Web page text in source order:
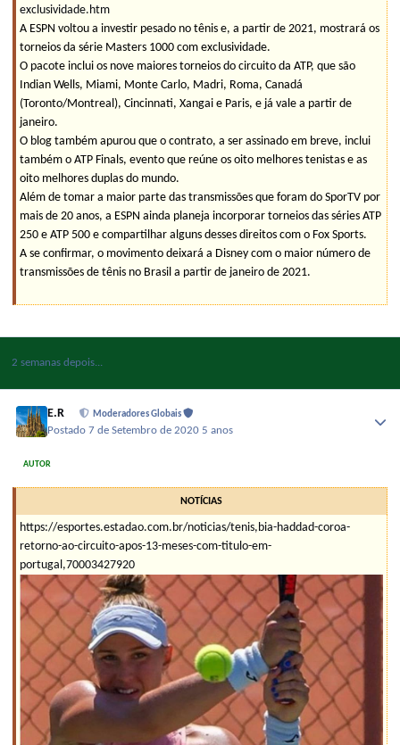
exclusividade.htm
A ESPN voltou a investir pesado no tênis e, a partir de 2021, mostrará os
torneios da série Masters 1000 com exclusividade.
O pacote inclui os nove maiores torneios do circuito da ATP, que são
Indian Wells, Miami, Monte Carlo, Madri, Roma, Canadá
(Toronto/Montreal), Cincinnati, Xangai e Paris, e já vale a partir de
janeiro.
O blog também apurou que o contrato, a ser assinado em breve, inclui
também o ATP Finals, evento que reúne os oito melhores tenistas e as
oito melhores duplas do mundo.
Além de tomar a maior parte das transmissões que foram do SporTV por
mais de 20 anos, a ESPN ainda planeja incorporar torneios das séries ATP
250 e ATP 500 e compartilhar alguns desses direitos com o Fox Sports.
A se confirmar, o movimento deixará a Disney com o maior número de
transmissões de tênis no Brasil a partir de janeiro de 2021.
2 semanas depois...
E.R Moderadores Globais
Postado7 de Setembro de 2020 5 anos
AUTOR
NOTÍCIAS
https://esportes.estadao.com.br/noticias/tenis,bia-haddad-coroa-
retorno-ao-circuito-apos-13-meses-com-titulo-em-
portugal,70003427920